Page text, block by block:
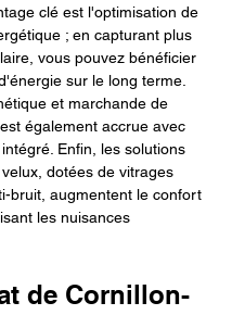
clé est l'optimisation de
; en capturant plus
vous pouvez bénéficier
sur le long terme.
et marchande de
également accrue avec
Enfin, les solutions
dotées de vitrages
bruit, augmentent le confort
les nuisances
de Cornillon-